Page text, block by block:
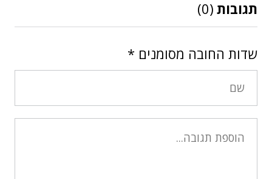
תגובות (0)
שדות החובה מסומנים *